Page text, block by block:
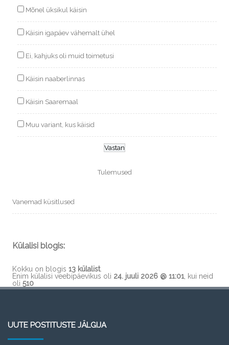
Mõnel üksikul käisin
Käisin igapäev vähemalt ühel
Ei, kahjuks oli muid toimetusi
Käisin naaberlinnas
Käisin Saaremaal
Muu variant, kus käisid
Tulemused
Vanemad küsitlused
Külalisi blogis:
Kokku on blogis 13 külalist.
Enim külalisi veebipäevikus oli 24. juuli 2026 @ 11:01 , kui neid
oli 510
UUTE POSTITUSTE JÄLGIJA